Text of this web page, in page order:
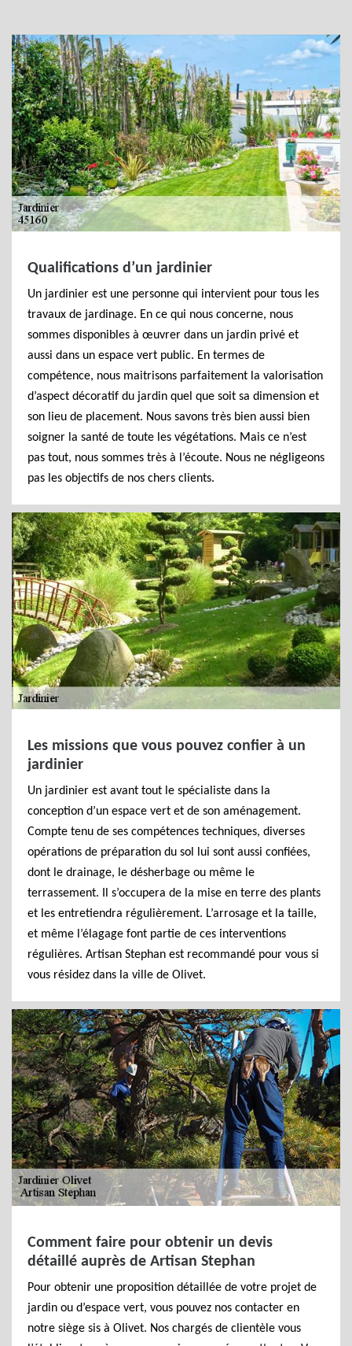
Qualifications d’un jardinier
Un jardinier est une personne qui intervient pour tous les
travaux de jardinage. En ce qui nous concerne, nous
sommes disponibles à œuvrer dans un jardin privé et
aussi dans un espace vert public. En termes de
compétence, nous maitrisons parfaitement la valorisation
d’aspect décoratif du jardin quel que soit sa dimension et
son lieu de placement. Nous savons très bien aussi bien
soigner la santé de toute les végétations. Mais ce n’est
pas tout, nous sommes très à l’écoute. Nous ne négligeons
pas les objectifs de nos chers clients.
Les missions que vous pouvez confier à un
jardinier
Un jardinier est avant tout le spécialiste dans la
conception d’un espace vert et de son aménagement.
Compte tenu de ses compétences techniques, diverses
opérations de préparation du sol lui sont aussi confiées,
dont le drainage, le désherbage ou même le
terrassement. Il s’occupera de la mise en terre des plants
et les entretiendra régulièrement. L’arrosage et la taille,
et même l’élagage font partie de ces interventions
régulières. Artisan Stephan est recommandé pour vous si
vous résidez dans la ville de Olivet.
Comment faire pour obtenir un devis
détaillé auprès de Artisan Stephan
Pour obtenir une proposition détaillée de votre projet de
jardin ou d’espace vert, vous pouvez nos contacter en
notre siège sis à Olivet. Nos chargés de clientèle vous